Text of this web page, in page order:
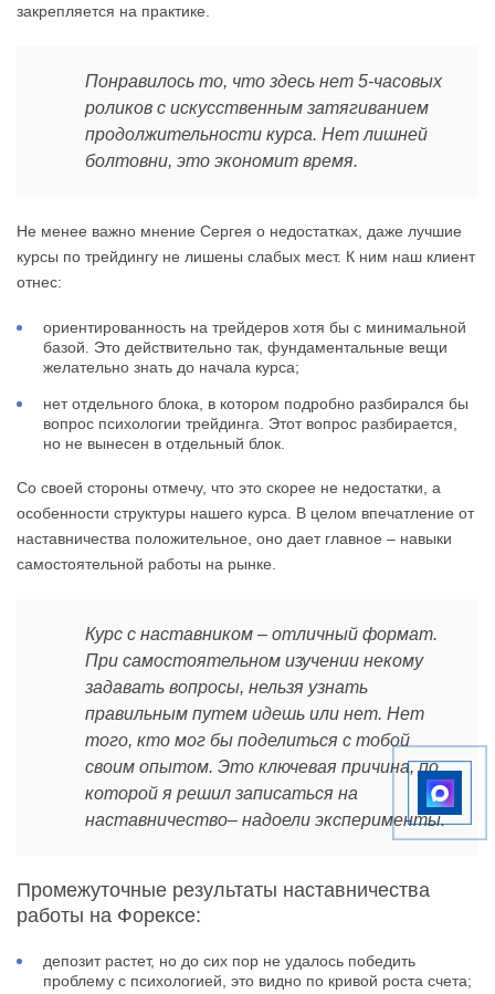
закрепляется на практике.
Понравилось то, что здесь нет 5-часовых
роликов с искусственным затягиванием
продолжительности курса. Нет лишней
болтовни, это экономит время.
Не менее важно мнение Сергея о недостатках, даже лучшие
курсы по трейдингу не лишены слабых мест. К ним наш клиент
отнес:
ориентированность на трейдеров хотя бы с минимальной
базой. Это действительно так, фундаментальные вещи
желательно знать до начала курса;
нет отдельного блока, в котором подробно разбирался бы
вопрос психологии трейдинга. Этот вопрос разбирается,
но не вынесен в отдельный блок.
Со своей стороны отмечу, что это скорее не недостатки, а
особенности структуры нашего курса. В целом впечатление от
наставничества положительное, оно дает главное – навыки
самостоятельной работы на рынке.
Курс с наставником – отличный формат.
При самостоятельном изучении некому
задавать вопросы, нельзя узнать
правильным путем идешь или нет. Нет
того, кто мог бы поделиться с тобой
своим опытом. Это ключевая причина, по
которой я решил записаться на
наставничество– надоели эксперименты.
Промежуточные результаты наставничества
работы на Форексе:
депозит растет, но до сих пор не удалось победить
проблему с психологией, это видно по кривой роста счета;